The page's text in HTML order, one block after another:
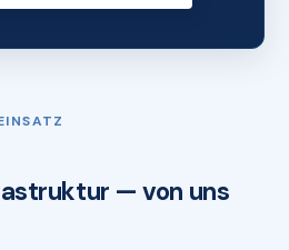
— von uns